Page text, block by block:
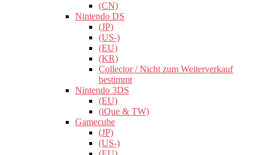
(CN)
Nintendo DS
(JP)
(US-)
(EU)
(KR)
Collector / Nicht zum Weiterverkauf
bestimmt
Nintendo 3DS
(EU)
(iQue & TW)
Gamecube
(JP)
(US-)